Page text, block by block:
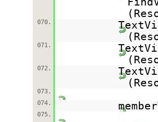
070.
071.
072.
073.
074.
075.